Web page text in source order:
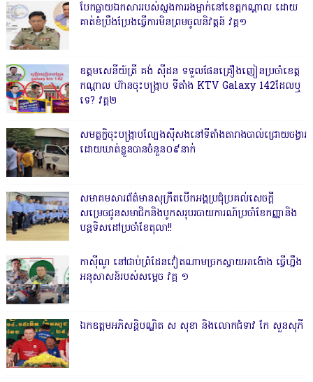
បែកធ្លាយឯកសាររបស់ស្នងការរងម្នាក់នៅខេត្តកណ្ដាល ដោយ
គាត់ខំប្រឹងប្រែងធ្វើការមិនព្រមចូលនិវត្តន៍ វគ្គ១
ឧត្តមសេនីយ៍ត្រី គង់ ស៊ីដន ទទួលផែនគ្រឿងញៀនប្រចាំខេត្ត
កណ្តាល ហ៊ានចុះបង្ក្រាប ទីតាំង KTV Galaxy 142ដែលឬ
ទេ? វគ្គ២
សមត្ថកិ្ចចុះបង្ក្រាបល្បែងស៊ីសងនៅទីតាំងតារាងបាល់ជ្រោយចង្វារ
ដោយឃាត់ខ្លួនបានចំនួន០៩នាក់
សមាគមសារព័ត៌មានសុក្រឹតបើកអង្គប្រជុំប្រគល់សេចក្តី
សម្រេចជូនសមាជិកនិងបូកសរុបរបាយការណ៍ប្រចាំខែកញ្ញានិង
បន្តទិសដៅប្រចាំខែតុលា!!
កាសុីណូ នៅជាប់ព្រំដែនវៀតណាមច្រកស្វាយអាង៉ោង ធ្វើហ្នឹង
អនុសាសន៍របស់សម្ដេច វគ្គ ១
ឯកឧត្តមអភិសន្តិបណ្ឌិត ស សុខា និងលោកជំទាវ កែ សួនសុភី